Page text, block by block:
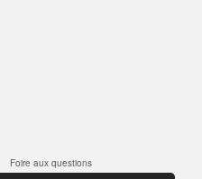
Foire aux questions